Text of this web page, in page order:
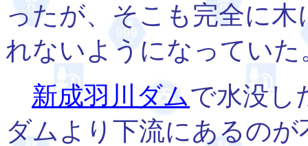
ったが、そこも完全に
れないようになっていた
新成羽川ダムで水没し
ダムより下流にあるの